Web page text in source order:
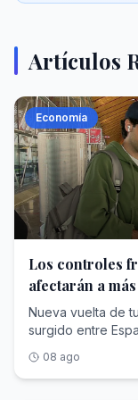
Artículos
Economía
Los controles
afectarán a
semana
Nueva vuelta de
surgido entre
controles
desde nuestro
08 ago